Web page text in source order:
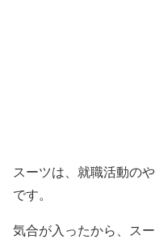
スーツは、就職活動の
です。
気合が入ったから、ス